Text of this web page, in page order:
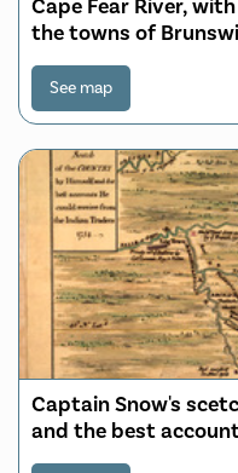
Cape Fear River,
the towns of
which Lord
army, the 17th of
See map
Captain Snow's
and the best
Indian traders